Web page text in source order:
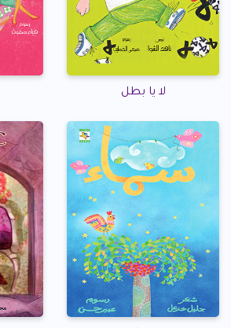
لا يا بطل